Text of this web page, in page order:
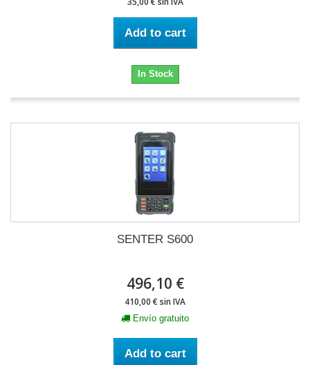
Add to cart
In Stock
SENTER S600
496,10 €
410,00 € sin IVA
Envío gratuito
Add to cart